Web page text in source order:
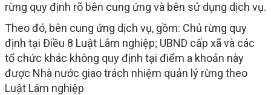
rừng quy định rõ bên cung ứng và bên sử dụng dịch vụ.
Theo đó, bên cung ứng dịch vụ, gồm: Chủ rừng quy
định tại Điều 8 Luật Lâm nghiệp; UBND cấp xã và các
tổ chức khác không quy định tại điểm a khoản này
được Nhà nước giao trách nhiệm quản lý rừng theo
Luật Lâm nghiệp